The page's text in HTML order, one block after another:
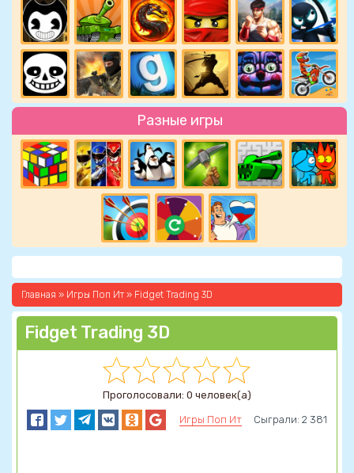
Разные игры
Главная » Игры Поп Ит» Fidget Trading 3D
Fidget Trading 3D
Проголосовали: 0 человек(а)
Игры Поп Ит Сыграли: 2 381